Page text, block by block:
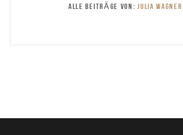
ALLE BEITRÄGE VON: JULIA WAGNER